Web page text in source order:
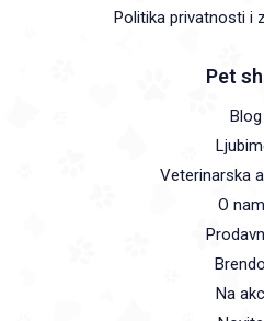
Politika privatnosti i
Pet
Blog
Veterinarska
O
Na